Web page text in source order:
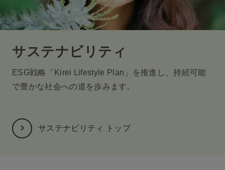
サステナビリティ
ESG戦略「Kirei Lifestyle Plan」を推進し、持続可能
で豊かな社会への道を歩みます。
サステナビリティ トップ